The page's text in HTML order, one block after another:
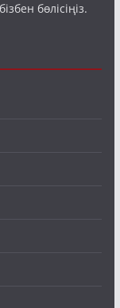
бөлісіңіз.